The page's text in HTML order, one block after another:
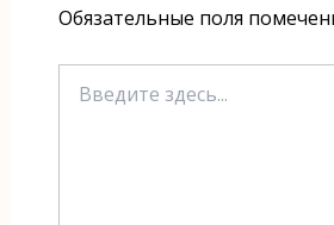
Обязательные поля
здесь...